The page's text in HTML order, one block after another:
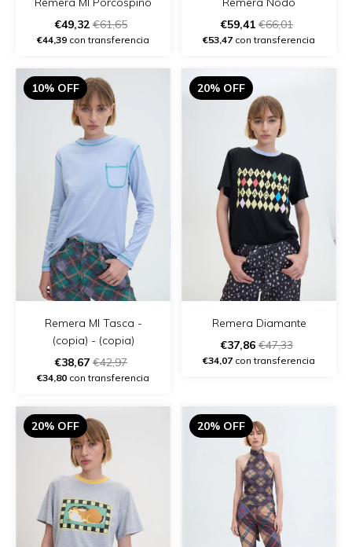
€49,32 €61,65
€44,39 con transferencia
€59,41 €66,01
€53,47 con transferencia
10% OFF
Remera Ml Tasca -
(copia) - (copia)
€38,67 €42,97
€34,80 con transferencia
20% OFF
Remera Diamante
€37,86 €47,33
€34,07 con transferencia
20% OFF 20% OFF